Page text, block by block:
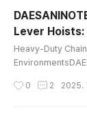
ty glass
pharmaceuticals,
brands
Lever
ns for
Heavy-Duty
the most
0 2 2025.